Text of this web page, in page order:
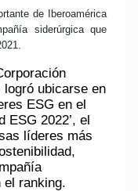
de Iberoamérica
siderúrgica que
logró ubicarse en
ESG en el
ESG 2022’, el
líderes más
el ranking.